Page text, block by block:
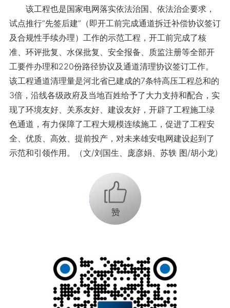
该工程也是国家电网落实依法治国、依法治企要求，
试点推行“先签后建”（即开工前完成通道拆迁补偿协议签订
及合规性手续办理）工作的示范工程，开工前完成了核
准、环评批复、水保批复、安全报备、质监注册等全部开
工要件办理和220份路径协议及通道清理协议签订工作。
该工程通道清理量是河北省已建成的7条特高压工程总和的
3倍，沿线各级政府及当地百姓给予了大力支持和配合，实
现了环境友好、关系友好、建设友好，开辟了工程施工绿
色通道，有力保障了工程大规模连续施工，促进了工程安
全、优质、高效、提前投产，对未来雄安电网建设起到了
示范和引领作用。（文/刘国生、庞彦娟、苏轶 图/胡小龙)
+1